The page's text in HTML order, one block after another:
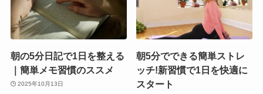
朝の5分日記で1日を整える
｜簡単メモ習慣のススメ
2025年10月13日
朝5分でできる簡単ストレ
ッチ!新習慣で1日を快適に
スタート